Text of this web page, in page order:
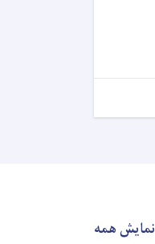
نمایش همه